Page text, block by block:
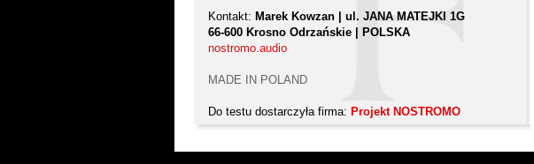
Kontakt: Marek Kowzan | ul. JANA MATEJKI 1G
66-600 Krosno Odrzańskie | POLSKA
nostromo.audio
MADE IN POLAND
Do testu dostarczyła firma: Projekt NOSTROMO